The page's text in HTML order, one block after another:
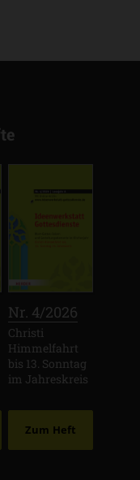
Nr. 4/2026
Christi
Himmelfahrt
bis 13. Sonntag
im Jahreskreis
Zum Heft